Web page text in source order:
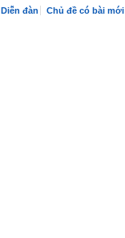
Diễn đàn Chủ đề có bài mới